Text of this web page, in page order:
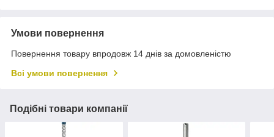
Умови повернення
Повернення товару впродовж 14 днів за домовленістю
Всі умови повернення
Подібні товари компанії